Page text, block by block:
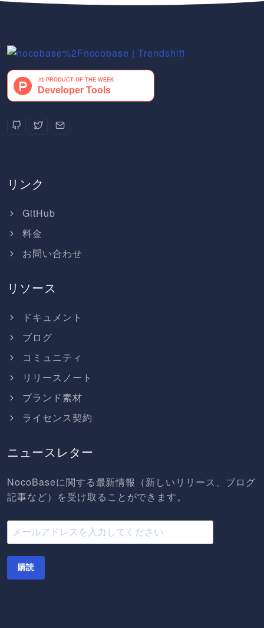
リンク
GitHub
料金
お問い合わせ
リソース
ドキュメント
ブログ
コミュニティ
リリースノート
ブランド素材
ライセンス契約
ニュースレター
NocoBaseに関する最新情報（新しいリリース、ブログ
記事など）を受け取ることができます。
購読